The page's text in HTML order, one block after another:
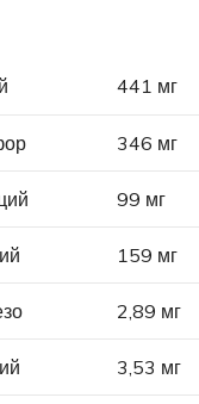
441 мг
346 мг
99 мг
159 мг
2,89 мг
3,53 мг